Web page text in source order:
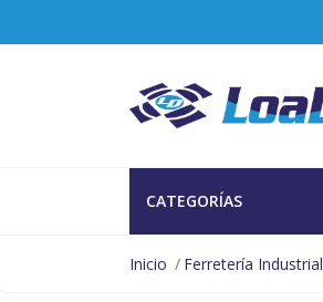
CATEGORÍAS
Inicio Ferretería Industrial